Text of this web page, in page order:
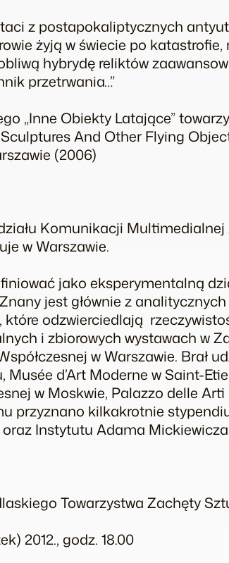
z postapokaliptycznych
żyją w świecie po katastrofie,
hybrydę reliktów
przetrwania…”
„Inne Obiekty Latające”
And Other Flying
(2006)
Komunikacji
w Warszawie.
jako eksperymentalną
jest głównie z
odzwierciedlają
i zbiorowych wystawach w
w Warszawie. Brał
d’Art Moderne w Saint-
w Moskwie, Palazzo delle
przyznano kilkakrotnie
Instytutu Adama
Towarzystwa Zachęty
2012., godz. 18.00